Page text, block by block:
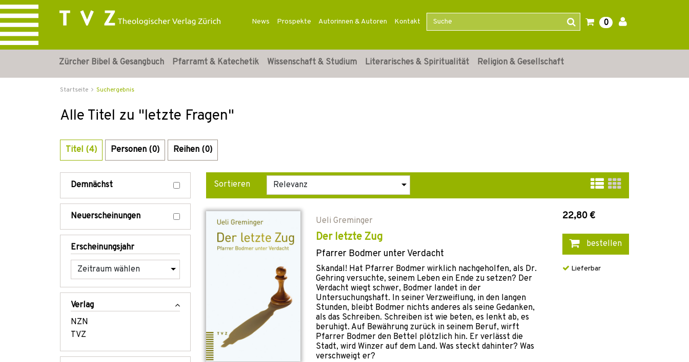
News Prospekte Autorinnen & Autoren Kontakt 0
Zürcher Bibel & Gesangbuch Pfarramt & Katechetik Wissenschaft & Studium Literarisches & Spiritualität Religion & Gesellschaft
Startseite Suchergebnis
Alle Titel zu "letzte Fragen"
Titel (4) Personen (0) Reihen (0)
Demnächst
Neuerscheinungen
Erscheinungsjahr
Verlag
NZN
TVZ
Sortieren
Ueli Greminger
Der letzte Zug
Pfarrer Bodmer unter Verdacht
Skandal! Hat Pfarrer Bodmer wirklich nachgeholfen, als Dr.
Gehring versuchte, seinem Leben ein Ende zu setzen? Der
Verdacht wiegt schwer, Bodmer landet in der
Untersuchungshaft. In seiner Verzweiflung, in den langen
Stunden, bleibt Bodmer nichts anderes als seine Gedanken,
als das Schreiben. Schreiben ist wie beten, es lenkt ab, es
beruhigt. Auf Bewährung zurück in seinem Beruf, wirft
Pfarrer Bodmer den Bettel plötzlich hin. Er verlässt die
Stadt, wird Winzer auf dem Land. Was steckt dahinter? Was
verschweigt er?
22,80 €
bestellen
Lieferbar